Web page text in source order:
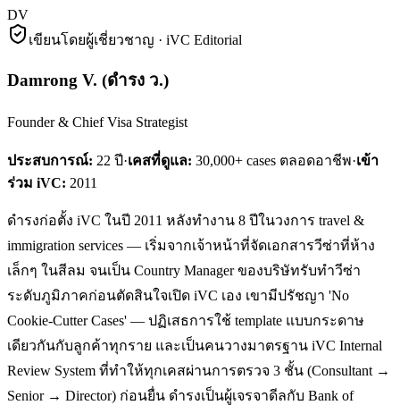
DV
เขียนโดยผู้เชี่ยวชาญ · iVC Editorial
Damrong V. (ดำรง ว.)
Founder & Chief Visa Strategist
ประสบการณ์: 22 ปี·เคสที่ดูแล: 30,000+ cases ตลอดอาชีพ·เข้า
ร่วม iVC: 2011
ดำรงก่อตั้ง iVC ในปี 2011 หลังทำงาน 8 ปีในวงการ travel &
immigration services — เริ่มจากเจ้าหน้าที่จัดเอกสารวีซ่าที่ห้าง
เล็กๆ ในสีลม จนเป็น Country Manager ของบริษัทรับทำวีซ่า
ระดับภูมิภาคก่อนตัดสินใจเปิด iVC เอง เขามีปรัชญา 'No
Cookie-Cutter Cases' — ปฏิเสธการใช้ template แบบกระดาษ
เดียวกันกับลูกค้าทุกราย และเป็นคนวางมาตรฐาน iVC Internal
Review System ที่ทำให้ทุกเคสผ่านการตรวจ 3 ชั้น (Consultant →
Senior → Director) ก่อนยื่น ดำรงเป็นผู้เจรจาดีลกับ Bank of